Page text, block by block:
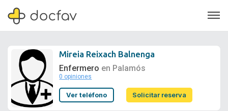
Soporte
Mireia Reixach Balnenga
Enfermero en Palamós
0 opiniones
Ver teléfono Solicitar reserva